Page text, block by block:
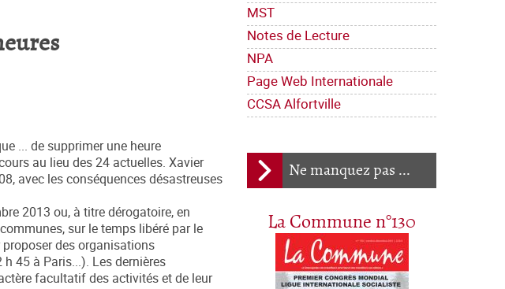
MST
Notes de Lecture
NPA
Page Web Internationale
CCSA Alfortville
Ne manquez pas ...
La Commune n°130
... de supprimer une heure
au lieu des 24 actuelles. Xavier
avec les conséquences désastreuses
2013 ou, à titre dérogatoire, en
sur le temps libéré par le
des organisations
45 à Paris...). Les dernières
facultatif des activités et de leur